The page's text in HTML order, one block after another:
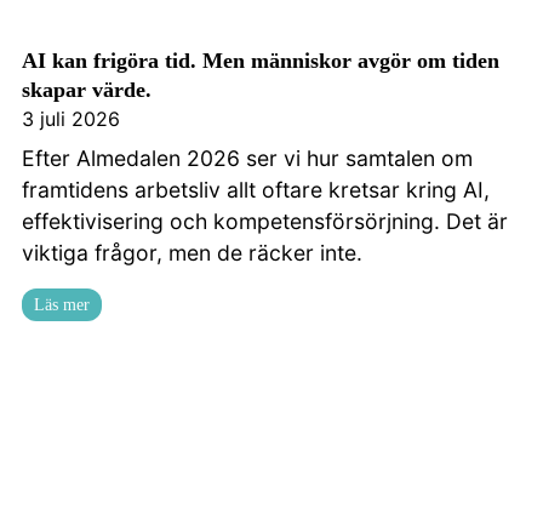
AI kan frigöra tid. Men människor avgör om tiden
skapar värde.
3 juli 2026
Efter Almedalen 2026 ser vi hur samtalen om
framtidens arbetsliv allt oftare kretsar kring AI,
effektivisering och kompetensförsörjning. Det är
viktiga frågor, men de räcker inte.
Läs mer